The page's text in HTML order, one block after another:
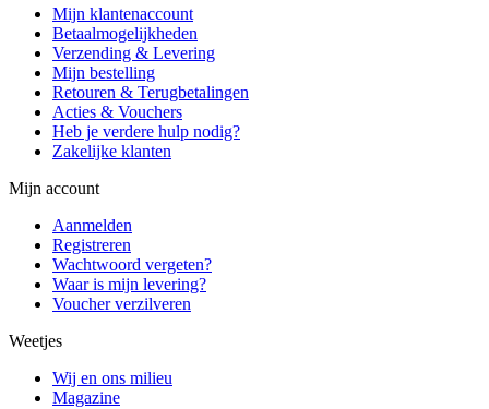
Mijn klantenaccount
Betaalmogelijkheden
Verzending & Levering
Mijn bestelling
Retouren & Terugbetalingen
Acties & Vouchers
Heb je verdere hulp nodig?
Zakelijke klanten
Mijn account
Aanmelden
Registreren
Wachtwoord vergeten?
Waar is mijn levering?
Voucher verzilveren
Weetjes
Wij en ons milieu
Magazine